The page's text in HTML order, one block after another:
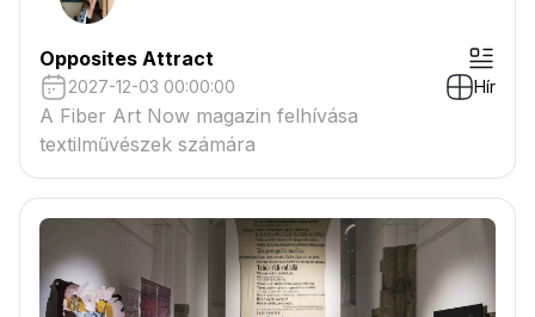
Opposites Attract
2027-12-03 00:00:00 Hír
A Fiber Art Now magazin felhívása
textilművészek számára